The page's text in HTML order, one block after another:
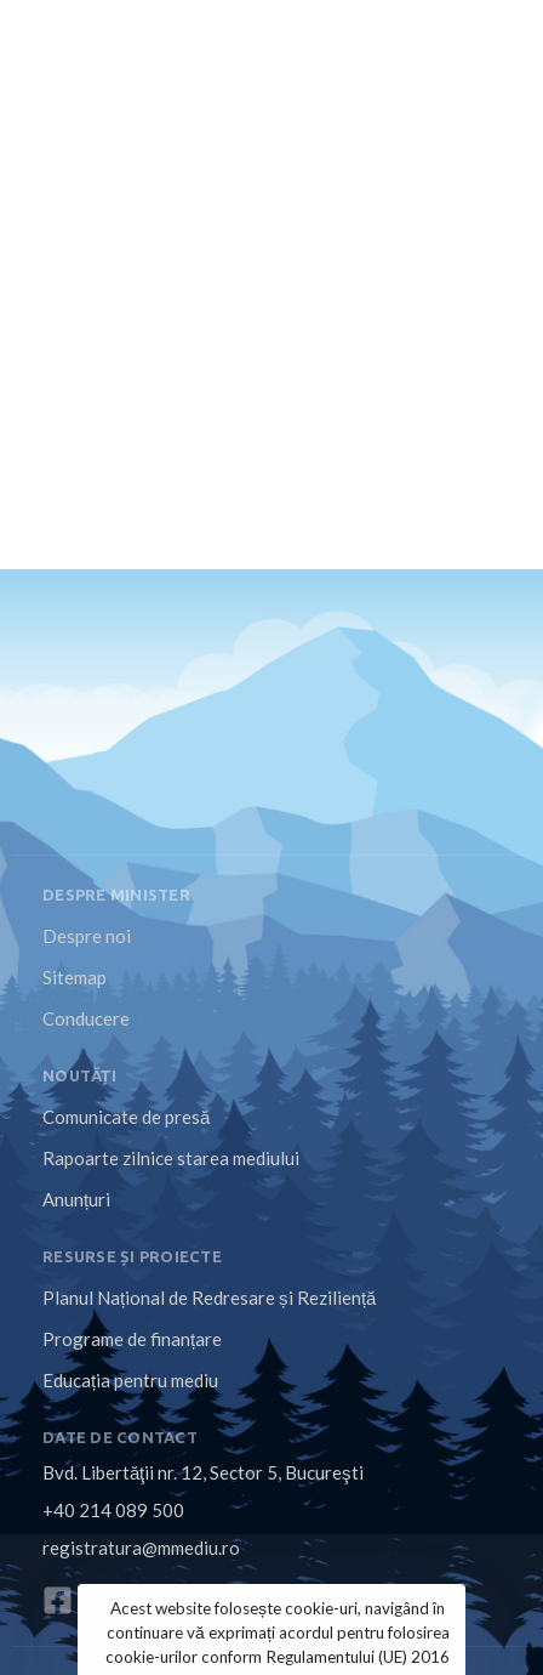
DESPRE MINISTER
Despre noi
Sitemap
Conducere
NOUTĂȚI
Comunicate de presă
Rapoarte zilnice starea mediului
Anunțuri
RESURSE ȘI PROIECTE
Planul Național de Redresare și Reziliență
Programe de finanțare
Educația pentru mediu
DATE DE CONTACT
Bvd. Libertăţii nr. 12, Sector 5, Bucureşti
+40 214 089 500
registratura@mmediu.ro
Acest website folosește cookie-uri, navigând în
continuare vă exprimați acordul pentru folosirea
cookie-urilor conform Regulamentului (UE) 2016